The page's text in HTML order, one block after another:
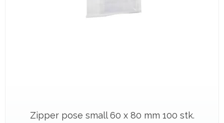
Zipper pose small 60 x 80 mm 100 stk.